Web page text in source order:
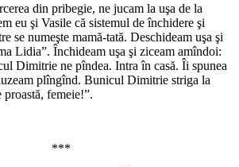
din pribegie, ne jucam la uşa de la
eu şi Vasile că sistemul de închidere şi
se numeşte mamă-tată. Deschideam uşa şi
Lidia”. Închideam uşa şi ziceam amîndoi:
Dimitrie ne pîndea. Intra în casă. Îi spunea
plîngînd. Bunicul Dimitrie striga la
femeie!”.
***